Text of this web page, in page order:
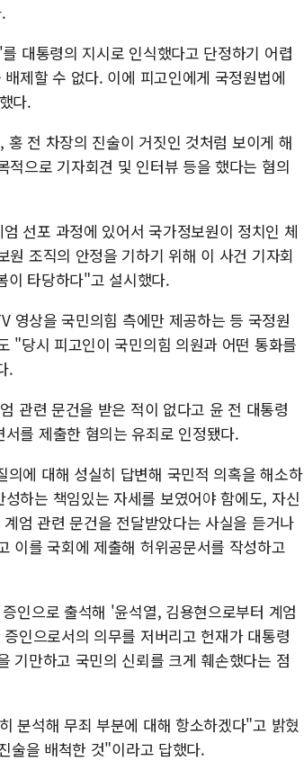
대통령의 지시로 인식했다고 단정하기 어렵
제할 수 없다. 이에 피고인에게 국정원법에
다.
전 차장의 진술이 거짓인 것처럼 보이게 해
으로 기자회견 및 인터뷰 등을 했다는 혐의
선포 과정에 있어서 국가정보원이 정치인 체
조직의 안정을 기하기 위해 이 사건 기자회
이 타당하다"고 설시했다.
영상을 국민의힘 측에만 제공하는 등 국정원
"당시 피고인이 국민의힘 의원과 어떤 통화를
.
관련 문건을 받은 적이 없다고 윤 전 대통령
를 제출한 혐의는 유죄로 인정됐다.
에 대해 성실히 답변해 국민적 의혹을 해소하
하는 책임있는 자세를 보였어야 함에도, 자신
엄 관련 문건을 전달받았다는 사실을 듣거나
이를 국회에 제출해 허위공문서를 작성하고
인으로 출석해 '윤석열, 김용현으로부터 계엄
인으로서의 의무를 저버리고 헌재가 대통령
기만하고 국민의 신뢰를 크게 훼손했다는 점
분석해 무죄 부분에 대해 항소하겠다"고 밝혔
술을 배척한 것"이라고 답했다.